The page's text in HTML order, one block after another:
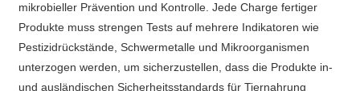
mikrobieller Prävention und Kontrolle. Jede Charge fertiger
Produkte muss strengen Tests auf mehrere Indikatoren wie
Pestizidrückstände, Schwermetalle und Mikroorganismen
unterzogen werden, um sicherzustellen, dass die Produkte in-
und ausländischen Sicherheitsstandards für Tiernahrung